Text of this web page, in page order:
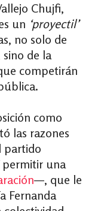
Chujfi,
un ‘proyectil’
no solo de
sino de la
competirán
como
las razones
partido
permitir una
—, que le
Fernanda